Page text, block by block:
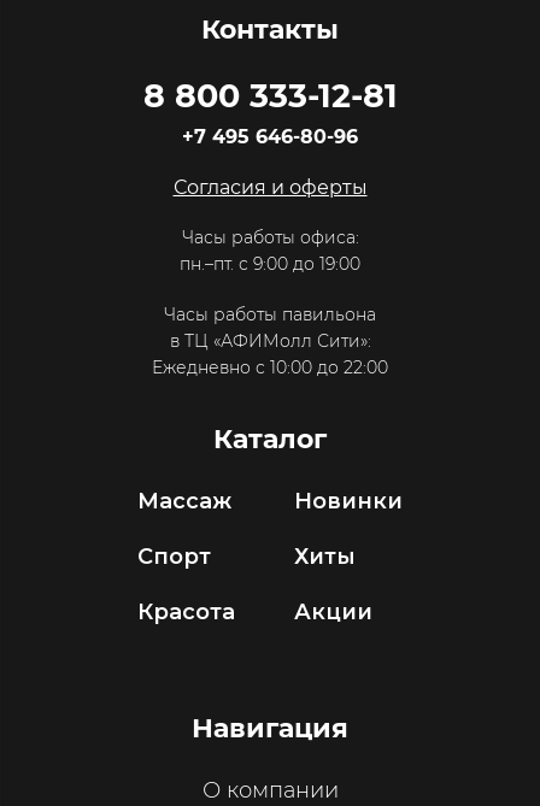
Контакты
8 800 333-12-81
+7 495 646-80-96
Согласия и оферты
Часы работы офиса:
пн.–пт. с 9:00 до 19:00
Часы работы павильона
в ТЦ «АФИМолл Сити»:
Ежедневно с 10:00 до 22:00
Каталог
Массаж
Спорт
Красота
Новинки
Хиты
Акции
Навигация
О компании